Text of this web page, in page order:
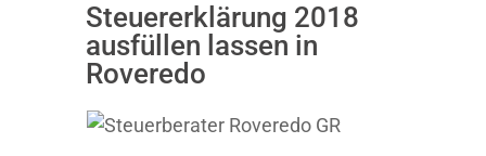
Steuererklärung 2018
ausfüllen lassen in
Roveredo